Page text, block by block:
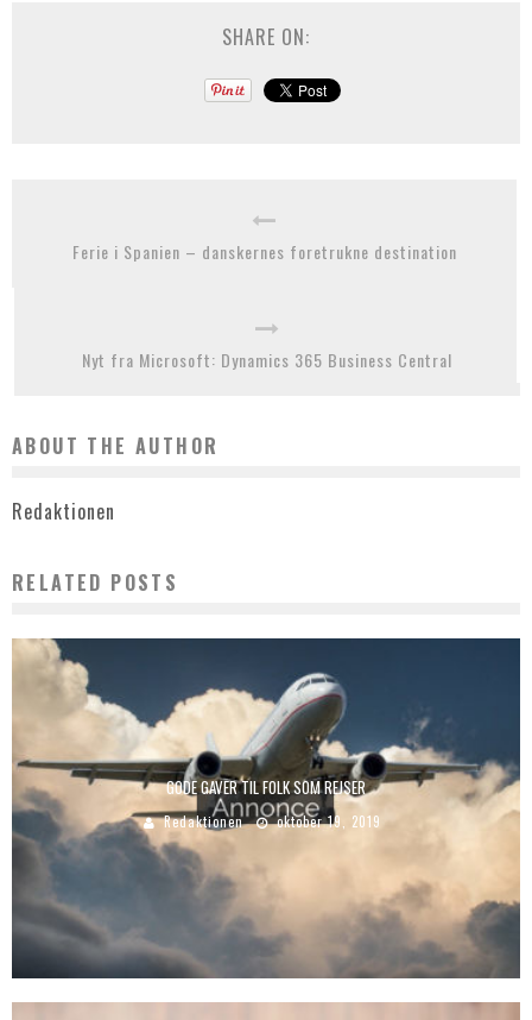
SHARE ON:
Ferie i Spanien – danskernes foretrukne destination
Nyt fra Microsoft: Dynamics 365 Business Central
ABOUT THE AUTHOR
Redaktionen
RELATED POSTS
GODE GAVER TIL FOLK SOM REJSER
Redaktionen oktober 19, 2019